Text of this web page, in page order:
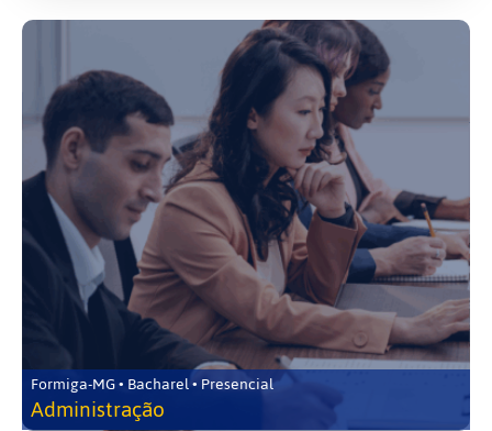
Formiga-MG • Bacharel • Presencial
Administração